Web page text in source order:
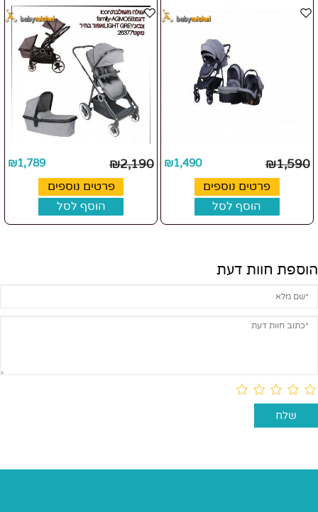
₪1,590
₪1,490
פרטים נוספים
הוסף לסל
₪2,190
₪1,789
פרטים נוספים
הוסף לסל
הוספת חוות דעת